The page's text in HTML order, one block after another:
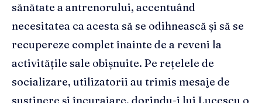
sănătate a antrenorului, accentuând
necesitatea ca acesta să se odihnească și să se
recupereze complet înainte de a reveni la
activitățile sale obișnuite. Pe rețelele de
socializare, utilizatorii au trimis mesaje de